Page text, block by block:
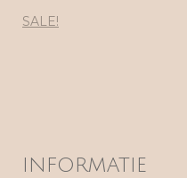
SALE!
INFORMATIE